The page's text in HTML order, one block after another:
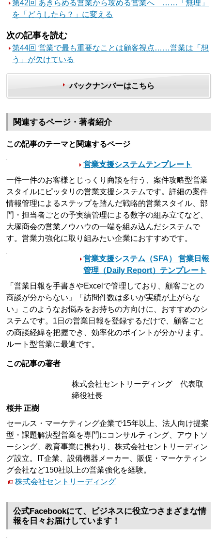
第42回 あきらめる営業から攻める営業へ ……「無理」
を「どうしたら？」に変える
次の記事を読む
第44回 営業で最も重要なことは顧客視点……営業は「想
う」が欠けている
バックナンバーはこちら
関連するページ・著者紹介
この記事のテーマと関連するページ
営業支援システムテンプレート
一件一件のお客様とじっくり商談を行う、案件攻略型営業
スタイルにピッタリの営業支援システムです。詳細の案件
情報管理によるステップを踏んだ戦略的営業スタイル、部
門・担当者ごとの予実績管理による数字の組み立てなど、
大塚商会の営業ノウハウの一端を組み込んだシステムで
す。営業力強化に取り組みたい企業におすすめです。
営業支援システム（SFA） 営業日報
管理（Daily Report）テンプレート
「営業日報を手書きやExcelで管理しており、顧客ごとの
商談が分からない」「訪問件数は多いが実績が上がらな
い」このようなお悩みをお持ちの方向けに、おすすめのシ
ステムです。1日の営業日報を登録するだけで、顧客ごと
の商談経緯を把握でき、効率化のポイントが分かります。
ルート型営業に最適です。
この記事の著者
株式会社セントリーディング 代表取
締役社長
桜井 正樹
セールス・マーケティング企業で15年以上、法人向け提案
型・課題解決型営業を専門にコンサルティング、アウトソ
ーシング、教育事業に携わり、株式会社セントリーディン
グ設立。IT企業、設備機器メーカー、販促・マーケティン
グ会社など150社以上の営業強化を経験。
株式会社セントリーディング
公式Facebookにて、ビジネスに役立つさまざまな情
報を日々お届けしています！